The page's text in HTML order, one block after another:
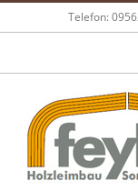
to
Telefon: